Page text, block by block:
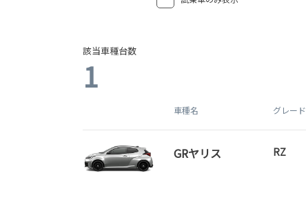
該当車種台数
1
車種名 グレード
GRヤリス RZ